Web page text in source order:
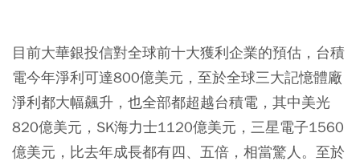
目前大華銀投信對全球前十大獲利企業的預估，台積
電今年淨利可達800億美元，至於全球三大記憶體廠
淨利都大幅飆升，也全部都超越台積電，其中美光
820億美元，SK海力士1120億美元，三星電子1560
億美元，比去年成長都有四、五倍，相當驚人。至於